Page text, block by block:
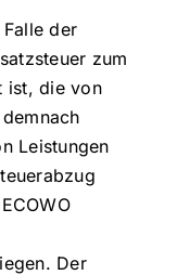
der
zum
ist, die von
Leistungen
Der